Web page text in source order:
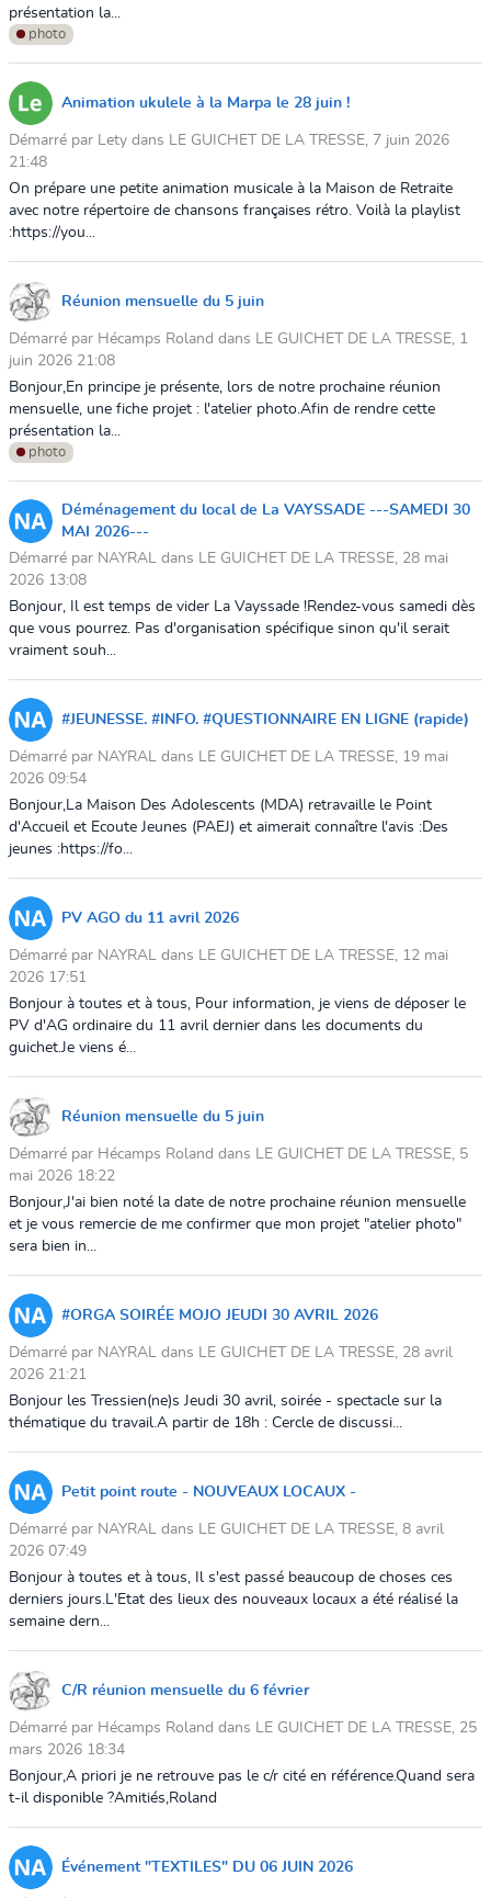
présentation la...
photo
Animation ukulele à la Marpa le 28 juin !
Démarré par Lety dans LE GUICHET DE LA TRESSE, 7 juin 2026
21:48
On prépare une petite animation musicale à la Maison de Retraite
avec notre répertoire de chansons françaises rétro. Voilà la playlist
:https://you...
Réunion mensuelle du 5 juin
Démarré par Hécamps Roland dans LE GUICHET DE LA TRESSE, 1
juin 2026 21:08
Bonjour,En principe je présente, lors de notre prochaine réunion
mensuelle, une fiche projet : l'atelier photo.Afin de rendre cette
présentation la...
photo
Déménagement du local de La VAYSSADE ---SAMEDI 30
MAI 2026---
Démarré par NAYRAL dans LE GUICHET DE LA TRESSE, 28 mai
2026 13:08
Bonjour, Il est temps de vider La Vayssade !Rendez-vous samedi dès
que vous pourrez. Pas d'organisation spécifique sinon qu'il serait
vraiment souh...
#JEUNESSE. #INFO. #QUESTIONNAIRE EN LIGNE (rapide)
Démarré par NAYRAL dans LE GUICHET DE LA TRESSE, 19 mai
2026 09:54
Bonjour,La Maison Des Adolescents (MDA) retravaille le Point
d'Accueil et Ecoute Jeunes (PAEJ) et aimerait connaître l'avis :Des
jeunes :https://fo...
PV AGO du 11 avril 2026
Démarré par NAYRAL dans LE GUICHET DE LA TRESSE, 12 mai
2026 17:51
Bonjour à toutes et à tous, Pour information, je viens de déposer le
PV d'AG ordinaire du 11 avril dernier dans les documents du
guichet.Je viens é...
Réunion mensuelle du 5 juin
Démarré par Hécamps Roland dans LE GUICHET DE LA TRESSE, 5
mai 2026 18:22
Bonjour,J'ai bien noté la date de notre prochaine réunion mensuelle
et je vous remercie de me confirmer que mon projet "atelier photo"
sera bien in...
#ORGA SOIRÉE MOJO JEUDI 30 AVRIL 2026
Démarré par NAYRAL dans LE GUICHET DE LA TRESSE, 28 avril
2026 21:21
Bonjour les Tressien(ne)s Jeudi 30 avril, soirée - spectacle sur la
thématique du travail.A partir de 18h : Cercle de discussi...
Petit point route - NOUVEAUX LOCAUX -
Démarré par NAYRAL dans LE GUICHET DE LA TRESSE, 8 avril
2026 07:49
Bonjour à toutes et à tous, Il s'est passé beaucoup de choses ces
derniers jours.L'Etat des lieux des nouveaux locaux a été réalisé la
semaine dern...
C/R réunion mensuelle du 6 février
Démarré par Hécamps Roland dans LE GUICHET DE LA TRESSE, 25
mars 2026 18:34
Bonjour,A priori je ne retrouve pas le c/r cité en référence.Quand sera
t-il disponible ?Amitiés,Roland
Événement "TEXTILES" DU 06 JUIN 2026